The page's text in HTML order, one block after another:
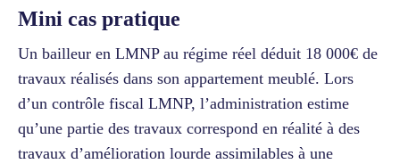
Mini cas pratique
Un bailleur en LMNP au régime réel déduit 18 000€ de
travaux réalisés dans son appartement meublé. Lors
d’un contrôle fiscal LMNP, l’administration estime
qu’une partie des travaux correspond en réalité à des
travaux d’amélioration lourde assimilables à une